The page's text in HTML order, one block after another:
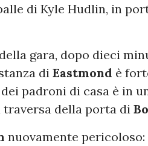
di Kyle Hudlin, in
gara, dopo dieci
di Eastmond è
padroni di casa è in
della porta di
nuovamente